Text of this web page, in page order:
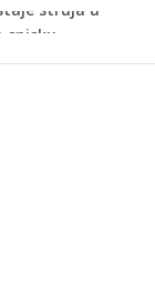
na 30-
nesreća,
policija i Hitna